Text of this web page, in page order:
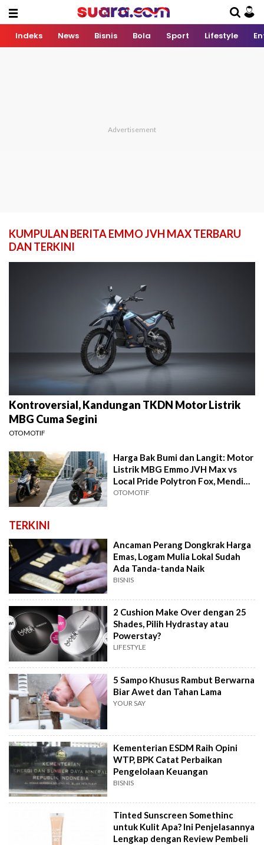
Indeks News Bisnis Bola Sport Lifestyle
KUMPULAN BERITA EMMO JVH MAX TERBARU
DAN TERKINI
Kontroversial, Kandungan TKDN Motor Listrik
MBG Cuma Segini
OTOMOTIF
Harga Bak Bumi dan Langit: Motor
Listrik MBG Emmo JVH Max vs
Local Pride Polytron Fox, Mending
Mana?
OTOMOTIF
TERKINI
Ancaman Perang Dongkrak Harga
Emas, Logam Mulia Lokal Sudah
Ada Tanda-tanda Naik
BISNIS
2 Cushion Make Over dengan 25
Shades, Pilih Hydrastay atau
Powerstay?
LIFESTYLE
5 Sampo Khusus Rambut Berwarna
Biar Awet dan Tahan Lama
YOUR SAY
Kementerian ESDM Raih Opini
WTP, BPK Catat Perbaikan
Pengelolaan Keuangan
BISNIS
Tinted Sunscreen Somethinc
untuk Kulit Apa? Ini Penjelasannya
Lengkap dengan Review Pembeli